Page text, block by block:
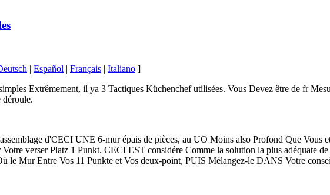
| Español | Français | Italiano ]
Extrêmement, il ya 3 Tactiques Küchenchef utilisées. Vous Devez être de fr
déroule.
d'CECI UNE 6-mur épais de pièces, au UO Moins also Profond Que Vous
Votre verser Platz 1 Punkt. CECI EST considére Comme la solution la plus adéquate
le Mur Entre Vos 11 Punkte et Vos deux-point, PUIS Mélangez-le DANS Votre